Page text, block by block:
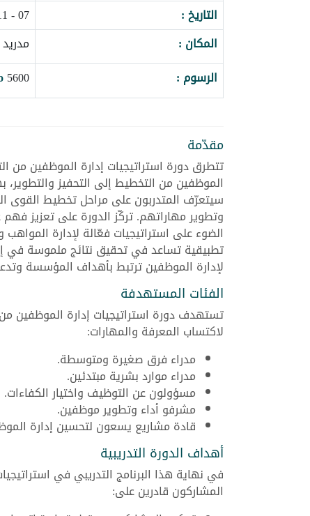
التاريخ :
07 - 11 سبتمبر 2026
المكان :
مدريد
الرسوم :
5600
مقدّمة
تتطرق دورة استراتيجيات إدارة الموظفين من
الموظفين من التخطيط إلى التحفيز والتطوير،
سيتعرّف المتدربون على مراحل تخطيط القوى
وتطوير مهاراتهم. تركّز الدورة على تعزيز فهم
الضوء على استراتيجيات فعّالة لإدارة
تطبيقية تساعد في تحقيق نتائج ملموسة في
لإدارة الموظفين ترتبط بأهداف المؤسسة
الفئات المستهدفة
تستهدف دورة استراتيجيات إدارة الموظفين
لاكتساب المعرفة والمهارات:
مدراء فرق صغيرة ومتوسطة.
مدراء موارد بشرية مبتدئين.
مسؤولون عن التوظيف واختيار الكفاءات.
مشرفو أداء وتطوير موظفين.
قادة مشاريع يسعون لتحسين إدارة
أهداف الدورة التدريبية
في نهاية هذا البرنامج التدريبي في
المشاركون قادرين على: